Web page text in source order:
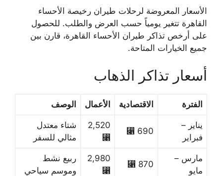
الأسعار المعروضة لرحلات طيران رخيصة الأحساء
القاهرة تتغير يومياً حسب العرض والطلب. للحصول
على أرخص تذاكر طيران الأحساء القاهرة، قارن بين
جميع الخيارات المتاحة.
أسعار تذاكر الذهاب
الفترة الاقتصادية الأعمال الوصف
يناير –
فبراير
690 ⃁
2,520
⃁
شتاء معتدل
مثالي للسفر
مارس –
مايو
870 ⃁
2,980
⃁
ربيع نشط
وموسم سياحي